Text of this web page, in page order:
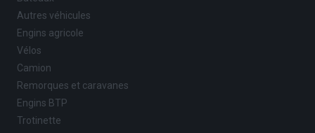
Autres véhicules
Engins agricole
Vélos
Camion
Remorques et caravanes
Engins BTP
Trotinette